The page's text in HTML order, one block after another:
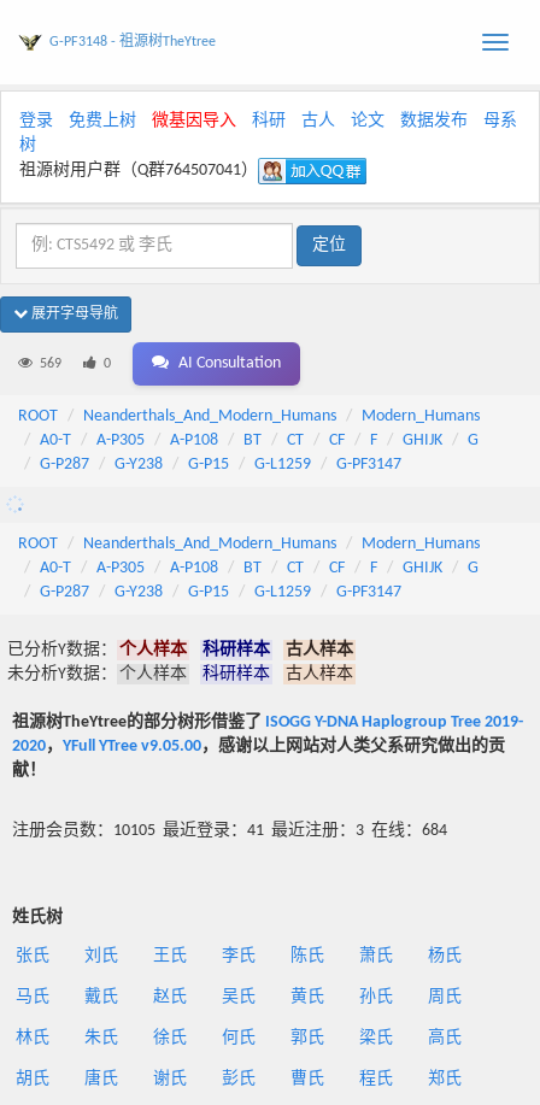
Toggle
G-PF3148 - 祖源树TheYtree
登录 免费上树 微基因导入 科研 古人 论文 数据发布
母系
树
祖源树用户群（Q群764507041）
展开字母导航
569 0 AI Consultation
ROOT Neanderthals_And_Modern_Humans
Modern_Humans
A0-T
A-P305 A-P108 BT CT CF F GHIJK
G
G-P287
G-Y238 G-P15 G-L1259 G-PF3147
ROOT Neanderthals_And_Modern_Humans
Modern_Humans
A0-T
A-P305 A-P108 BT CT CF F GHIJK
G
G-P287
G-Y238 G-P15 G-L1259 G-PF3147
已分析Y数据： 个人样本 科研样本
古人样本
未分析Y数据：
个人样本 科研样本 古人样本
祖源树TheYtree的部分树形借鉴了 ISOGG Y-DNA Haplogroup Tree 2019-
2020， YFull YTree v9.05.00，感谢以上网站对人类父系研究做出的贡
献！
注册会员数：10105 最近登录：41 最近注册：3 在线：684
姓氏树
张氏 刘氏 王氏 李氏 陈氏 萧氏 杨氏
马氏 戴氏 赵氏 吴氏 黄氏 孙氏 周氏
林氏 朱氏 徐氏 何氏 郭氏 梁氏 高氏
胡氏 唐氏 谢氏 彭氏 曹氏 程氏 郑氏